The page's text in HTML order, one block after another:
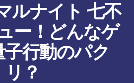
ゴ
リ
ー
ルナイト 七不
ー！どんなゲ
子行動のパク
リ？
作
成